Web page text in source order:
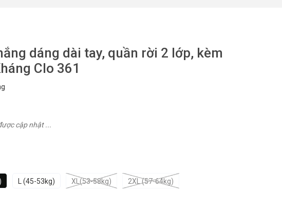
dáng dài tay, quần rời 2 lớp, kèm
Clo 361
cập nhật ...
L (45-53kg) XL(53-58kg) 2XL (57-64kg)